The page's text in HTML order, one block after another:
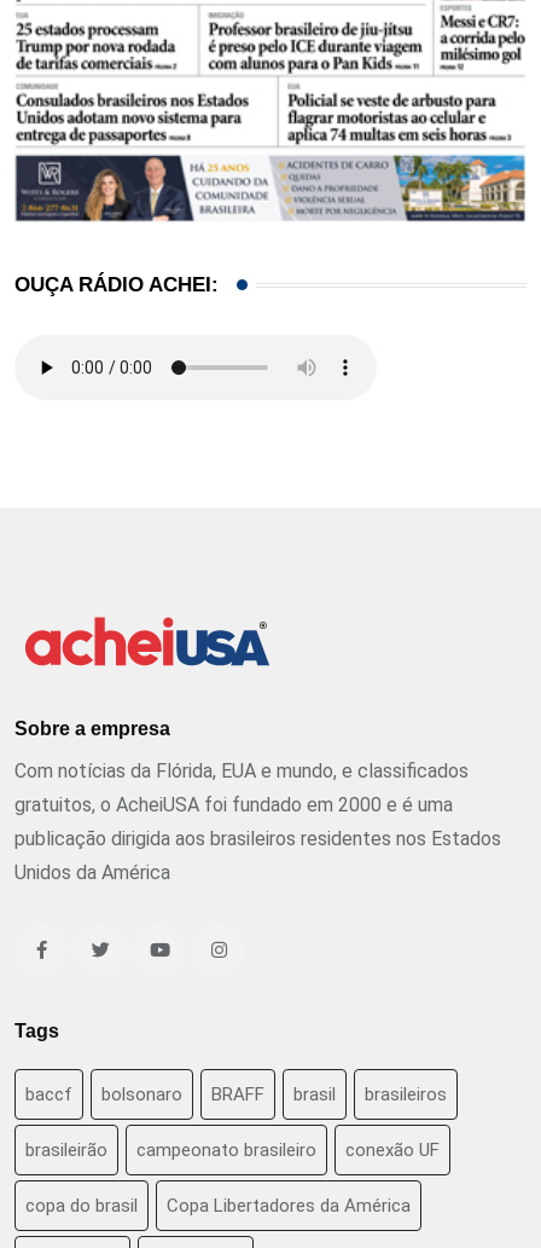
OUÇA RÁDIO ACHEI:
Sobre a empresa
Com notícias da Flórida, EUA e mundo, e classificados
gratuitos, o AcheiUSA foi fundado em 2000 e é uma
publicação dirigida aos brasileiros residentes nos Estados
Unidos da América
Tags
baccf bolsonaro BRAFF brasil brasileiros
brasileirão campeonato brasileiro conexão UF
copa do brasil Copa Libertadores da América